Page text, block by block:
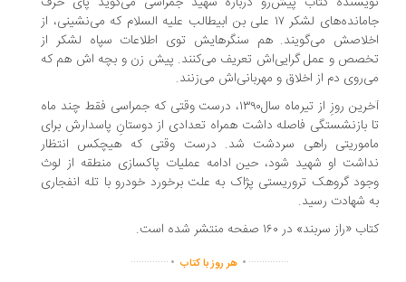
جامانده‌های لشکر ۱۷ علی بن ابیطالب علیه السلام که می‌نشینی، از
می‌گویند. هم سنگرهایش توی اطلاعات سپاه لشکر از
و عمل گرایی‌اش تعریف می‌کنند. پیش زن و بچه اش هم که
دم از اخلاق و مهربانی‌اش می‌زنند.
آخرین روزِ از تیرماه سال۱۳۹۰، درست وقتی که جمراسی فقط چند ماه
بازنشستگی فاصله داشت همراه تعدادی از دوستانِ پاسدارش برای
راهی سردشت شد. درست وقتی که هیچکس انتظار
او شهید شود، حین ادامه عملیات پاکسازی منطقه از لوث
گروهک تروریستی پژاک به علت برخورد خودرو با تله انفجاری
شهادت رسید.
سربند» در ۱۶۰ صفحه منتشر شده است.
...............
. هر روز با کتاب.
..............